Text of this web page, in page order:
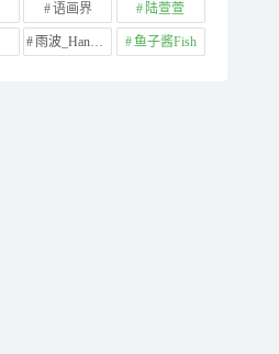
语画界 陆萱萱
雨波_HaneAme 鱼子酱Fish